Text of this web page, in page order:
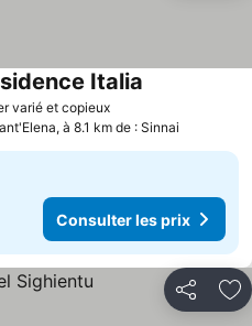
varié et copieux
Italia
à 8.1 km de : Sinnai
Consulter les prix
Partager